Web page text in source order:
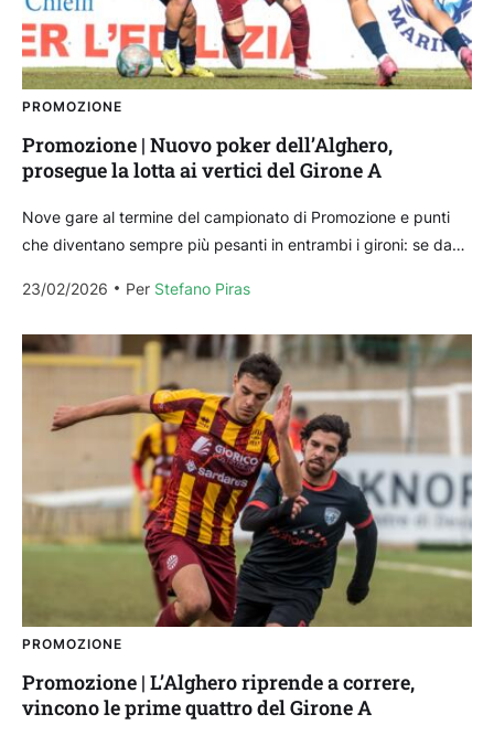
PROMOZIONE
Promozione | Nuovo poker dell’Alghero,
prosegue la lotta ai vertici del Girone A
Nove gare al termine del campionato di Promozione e punti
che diventano sempre più pesanti in entrambi i gironi: se da
23/02/2026
Per Stefano Piras
PROMOZIONE
Promozione | L’Alghero riprende a correre,
vincono le prime quattro del Girone A